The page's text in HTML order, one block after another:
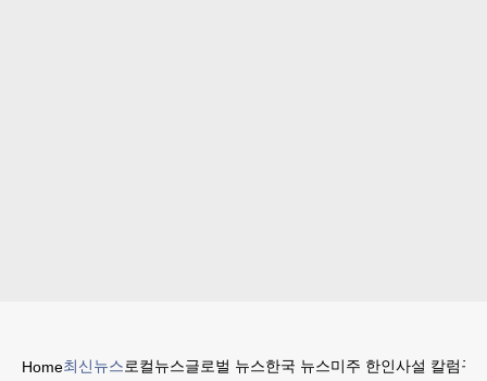
Home최신뉴스로컬뉴스글로벌 뉴스한국 뉴스미주 한인사설 칼럼구